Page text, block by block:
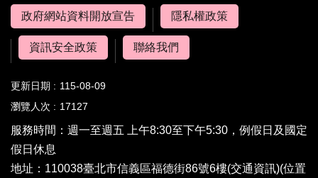
政府網站資料開放宣告
隱私權政策
資訊安全政策 聯絡我們
更新日期
115-08-09
瀏覽人次
17127
服務時間：週一至週五 上午8:30至下午5:30，例假日及國定
假日休息
地址：110038臺北市信義區福德街86號6樓(交通資訊)(位置